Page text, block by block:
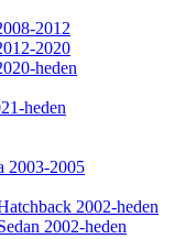
2012
2020
heden
heden
2003-2005
2002-heden
2002-heden